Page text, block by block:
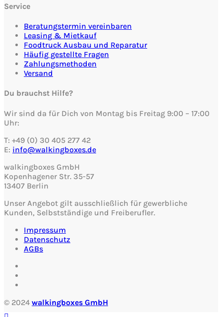
Service
Beratungstermin vereinbaren
Leasing & Mietkauf
Foodtruck Ausbau und Reparatur
Häufig gestellte Fragen
Zahlungsmethoden
Versand
Du brauchst Hilfe?
Wir sind da für Dich von Montag bis Freitag 9:00 – 17:00
Uhr:
T: +49 (0) 30 405 277 42
E: info@walkingboxes.de
walkingboxes GmbH
Kopenhagener Str. 35-57
13407 Berlin
Unser Angebot gilt ausschließlich für gewerbliche
Kunden, Selbstständige und Freiberufler.
Impressum
Datenschutz
AGBs
© 2024 walkingboxes GmbH